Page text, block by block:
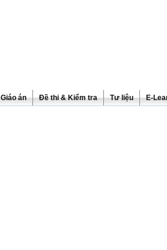
Giáo án Đề thi & Kiểm tra Tư liệu E-